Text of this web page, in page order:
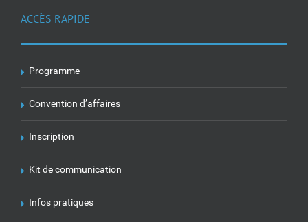
ACCÈS RAPIDE
Programme
Convention d’affaires
Inscription
Kit de communication
Infos pratiques